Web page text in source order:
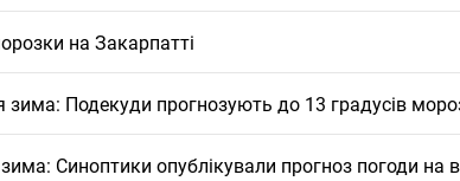
на Закарпатті
зима: Подекуди прогнозують до 13 градусів
Синоптики опублікували прогноз погоди на